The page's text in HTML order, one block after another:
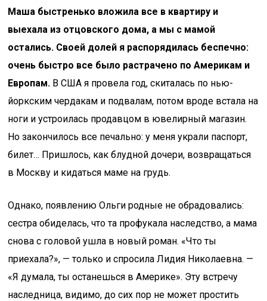
Маша быстренько вложила все в квартиру и
выехала из отцовского дома, а мы с мамой
остались. Своей долей я распорядилась беспечно:
очень быстро все было растрачено по Америкам и
Европам. В США я провела год, скиталась по нью-
йоркским чердакам и подвалам, потом вроде встала на
ноги и устроилась продавцом в ювелирный магазин.
Но закончилось все печально: у меня украли паспорт,
билет… Пришлось, как блудной дочери, возвращаться
в Москву и кидаться маме на грудь.
Однако, появлению Ольги родные не обрадовались:
сестра обиделась, что та профукала наследство, а мама
снова с головой ушла в новый роман. «Что ты
приехала?», — только и спросила Лидия Николаевна. —
«Я думала, ты останешься в Америке». Эту встречу
наследница, видимо, до сих пор не может простить